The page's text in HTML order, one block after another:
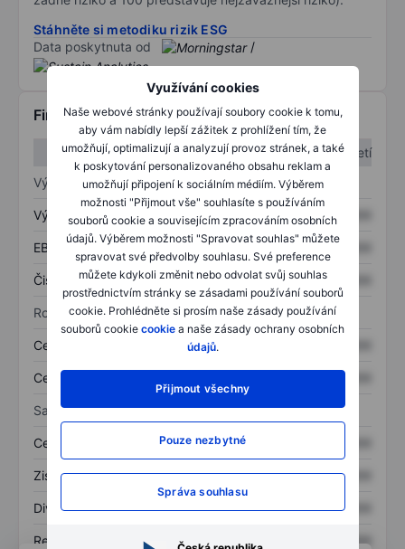
Využívání cookies
Naše webové stránky používají soubory cookie k tomu,
aby vám nabídly lepší zážitek z prohlížení tím, že
umožňují, optimalizují a analyzují provoz stránek, a také
k poskytování personalizovaného obsahu reklam a
umožňují připojení k sociálním médiím. Výběrem
možnosti "Přijmout vše" souhlasíte s používáním
souborů cookie a souvisejícím zpracováním osobních
údajů. Výběrem možnosti "Spravovat souhlas" můžete
spravovat své předvolby souhlasu. Své preference
můžete kdykoli změnit nebo odvolat svůj souhlas
prostřednictvím stránky se zásadami používání souborů
cookie. Prohlédněte si prosím naše zásady používání
souborů cookie cookie a naše zásady ochrany osobních
údajů.
Přijmout všechny
Pouze nezbytné
Správa souhlasu
Stáhněte si metodiku rizik ESG
Data poskytnuta od
/
Finanční informace
1. čtvrtletí
2. čtvrtletí
Výkaz zisku a ztráty
Výnos XXXXXXX XXXXXXX
EBITDA XXXXXXX XXXXXXX
Čistý příjem XXXXXXX XXXXXXX
Rozvaha
Celková aktiva
Celkový dluh XXXXXXX
Sazby
Cena/tržby XXXXXXX
Zisk na akcii XXXXXXX XXXXXXX
Dividenda na akcii XXXXXXX XXXXXXX
Rentabilita kapitálu XXXXXXX
XXXXXXX